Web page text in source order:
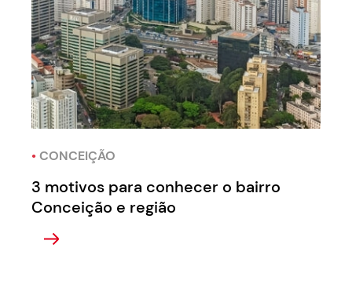
• CONCEIÇÃO
3 motivos para conhecer o bairro
Conceição e região